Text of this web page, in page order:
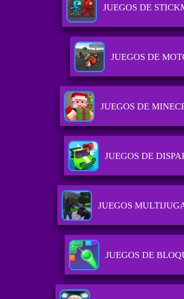
JUEGOS DE
JUEGOS DE
JUEGOS DE
JUEGOS DE
JUEGOS
JUEGOS DE